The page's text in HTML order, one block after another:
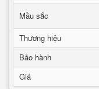
Mầu sắc
Thương hiệu
Bảo hành
Giá